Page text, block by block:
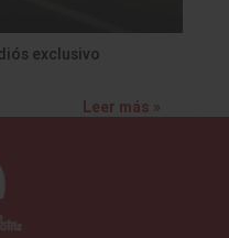
exclusivo
Leer más »